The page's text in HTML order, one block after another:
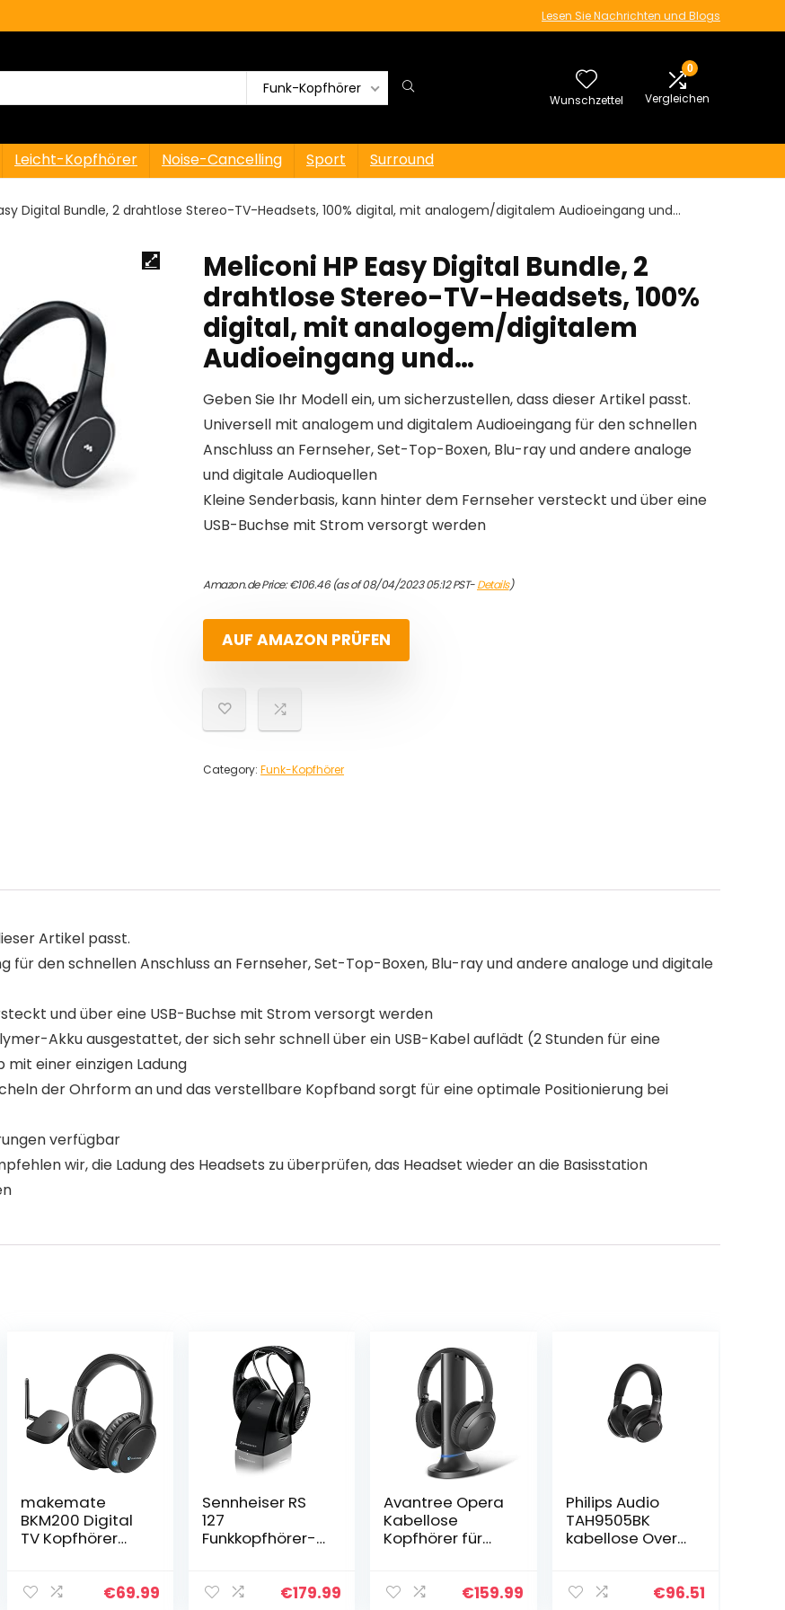
Lesen Sie Nachrichten und Blogs
Funk-Kopfhörer
Wunschzettel
0
Vergleichen
Leicht-Kopfhörer Noise-Cancelling Sport Surround
Digital Bundle, 2 drahtlose Stereo-TV-Headsets, 100% digital, mit analogem/digitalem Audioeingang und…
Meliconi HP Easy Digital Bundle, 2
drahtlose Stereo-TV-Headsets, 100%
digital, mit analogem/digitalem
Audioeingang und…
Geben Sie Ihr Modell ein, um sicherzustellen, dass dieser Artikel passt.
Universell mit analogem und digitalem Audioeingang für den schnellen
Anschluss an Fernseher, Set-Top-Boxen, Blu-ray und andere analoge
und digitale Audioquellen
Kleine Senderbasis, kann hinter dem Fernseher versteckt und über eine
USB-Buchse mit Strom versorgt werden
Amazon.de Price:€106.46(as of 08/04/2023 05:12 PST-Details)
AUF AMAZON PRÜFEN
Category: Funk-Kopfhörer
Artikel passt.
für den schnellen Anschluss an Fernseher, Set-Top-Boxen, Blu-ray und andere analoge und digitale
und über eine USB-Buchse mit Strom versorgt werden
Akku ausgestattet, der sich sehr schnell über ein USB-Kabel auflädt (2 Stunden für eine
einer einzigen Ladung
der Ohrform an und das verstellbare Kopfband sorgt für eine optimale Positionierung bei
verfügbar
wir, die Ladung des Headsets zu überprüfen, das Headset wieder an die Basisstation
makemate
BKM200 Digital
TV Kopfhörer
Kopfhörer für
€69.99
Sennheiser RS
127
Funkkopfhörer-
ohrumschließen
€179.99
Avantree Opera
Kabellose
Kopfhörer für
on, Wireless
€159.99
Philips Audio
TAH9505BK
kabellose Over-
Cancellation
€96.51